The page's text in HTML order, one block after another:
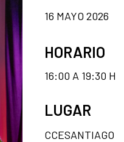
16 MAYO 2026
HORARIO
16:00 A 19:30 H
LUGAR
CCESANTIAGO